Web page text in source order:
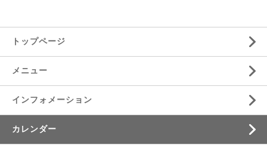
トップページ
メニュー
インフォメーション
カレンダー